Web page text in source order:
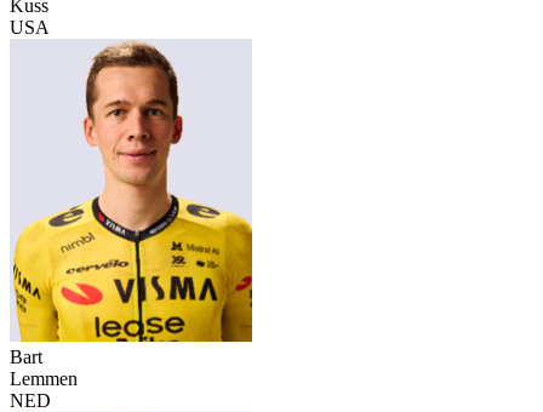
Kuss
USA
Bart
Lemmen
NED